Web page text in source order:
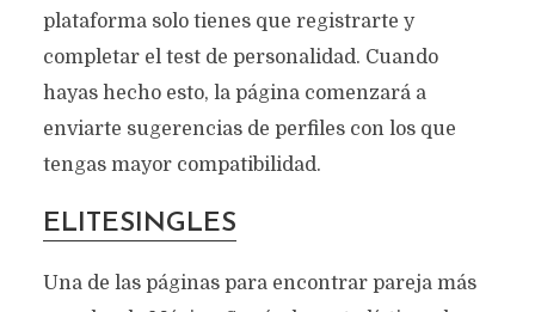
plataforma solo tienes que registrarte y
completar el test de personalidad. Cuando
hayas hecho esto, la página comenzará a
enviarte sugerencias de perfiles con los que
tengas mayor compatibilidad.
ELITESINGLES
Una de las páginas para encontrar pareja más